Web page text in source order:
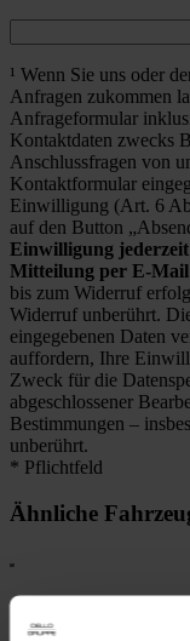
¹ Wenn Sie uns oder
Anfragen zukommen
Anfrageformular
Kontaktdaten zwecks
Anschlussfragen von
Kontaktformular
Einwilligung (Art. 6
auf den Button
Einwilligung
Mitteilung per E-Mail
bis zum Widerruf
Widerruf unberührt.
eingegebenen Daten
auffordern, Ihre
Zweck für die
abgeschlossener
Bestimmungen –
unberührt.
* Pflichtfeld
Ähnliche